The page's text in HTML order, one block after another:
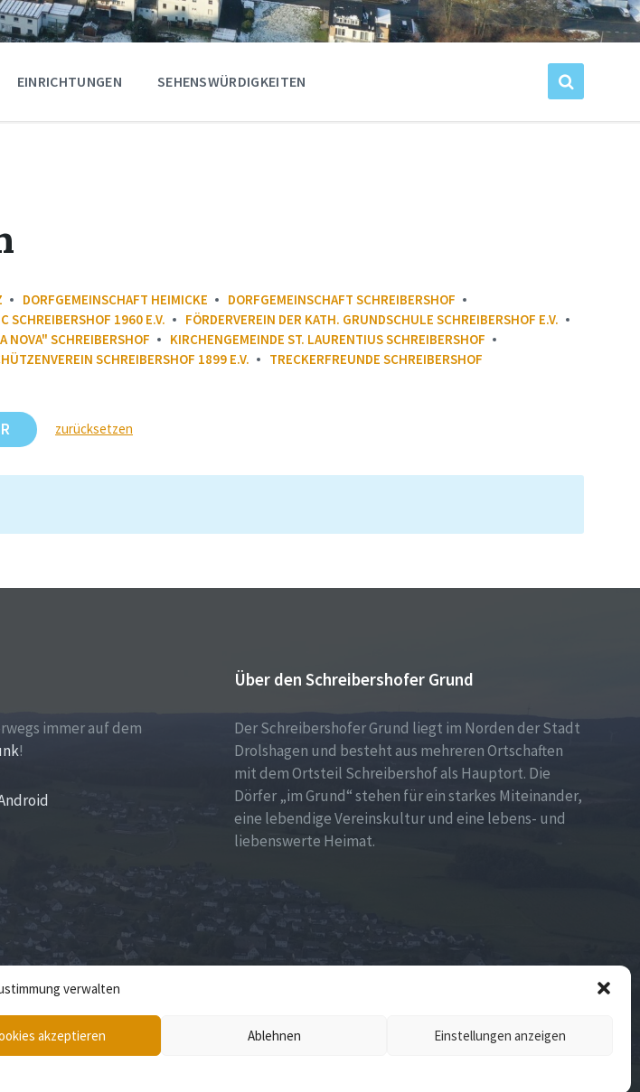
verwalten
akzeptieren Ablehnen Einstellungen anzeigen
EINRICHTUNGEN SEHENSWÜRDIGKEITEN
DORFGEMEINSCHAFT HEIMICKE
DORFGEMEINSCHAFT SCHREIBERSHOF
SCHREIBERSHOF 1960 E.V.
FÖRDERVEREIN DER KATH. GRUNDSCHULE SCHREIBERSHOF E.V.
NOVA" SCHREIBERSHOF
KIRCHENGEMEINDE ST. LAURENTIUS SCHREIBERSHOF
SCHREIBERSHOF 1899 E.V. TRECKERFREUNDE SCHREIBERSHOF
zurücksetzen
immer auf dem
!
Über den Schreibershofer Grund
Der Schreibershofer Grund liegt im Norden der Stadt
Drolshagen und besteht aus mehreren Ortschaften
mit dem Ortsteil Schreibershof als Hauptort. Die
Dörfer „im Grund“ stehen für ein starkes Miteinander,
eine lebendige Vereinskultur und eine lebens- und
liebenswerte Heimat.